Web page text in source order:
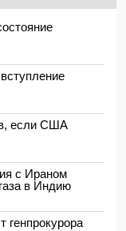
если США
с Ираном
в Индию
генпрокурора